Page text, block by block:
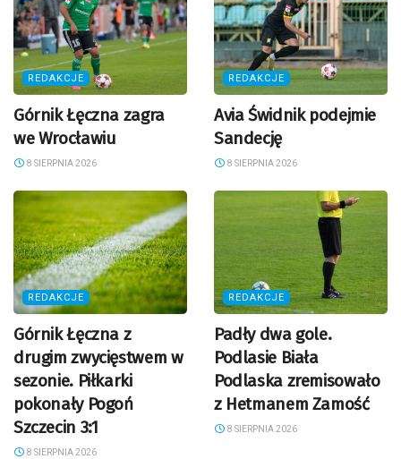
REDAKCJE
Górnik Łęczna zagra
we Wrocławiu
8 SIERPNIA 2026
REDAKCJE
Avia Świdnik podejmie
Sandecję
8 SIERPNIA 2026
REDAKCJE
Górnik Łęczna z
drugim zwycięstwem w
sezonie. Piłkarki
pokonały Pogoń
Szczecin 3:1
8 SIERPNIA 2026
REDAKCJE
Padły dwa gole.
Podlasie Biała
Podlaska zremisowało
z Hetmanem Zamość
8 SIERPNIA 2026